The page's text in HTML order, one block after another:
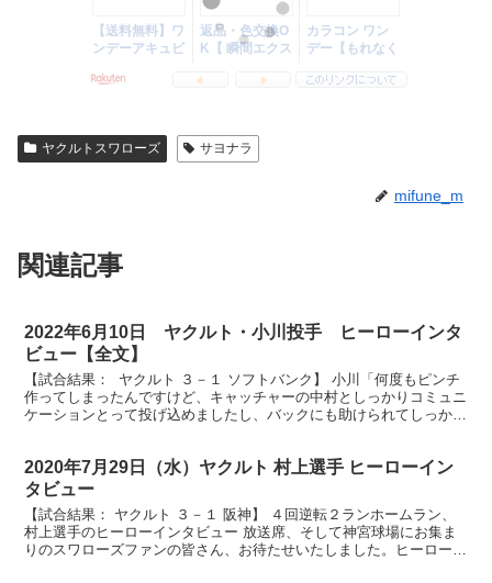
ヤクルトスワローズ サヨナラ
mifune_m
関連記事
2022年6月10日 ヤクルト・小川投手 ヒーローインタ
ビュー【全文】
【試合結果： ヤクルト ３－１ ソフトバンク】 小川「何度もピンチ
作ってしまったんですけど、キャッチャーの中村としっかりコミュニ
ケーションとって投げ込めましたし、バックにも助けられてしっかり
2020年7月29日（水）ヤクルト 村上選手 ヒーローイン
タビュー
【試合結果： ヤクルト ３－１ 阪神】 ４回逆転２ランホームラン、
村上選手のヒーローインタビュー 放送席、そして神宮球場にお集ま
りのスワローズファンの皆さん、お待たせいたしました。ヒーローイ